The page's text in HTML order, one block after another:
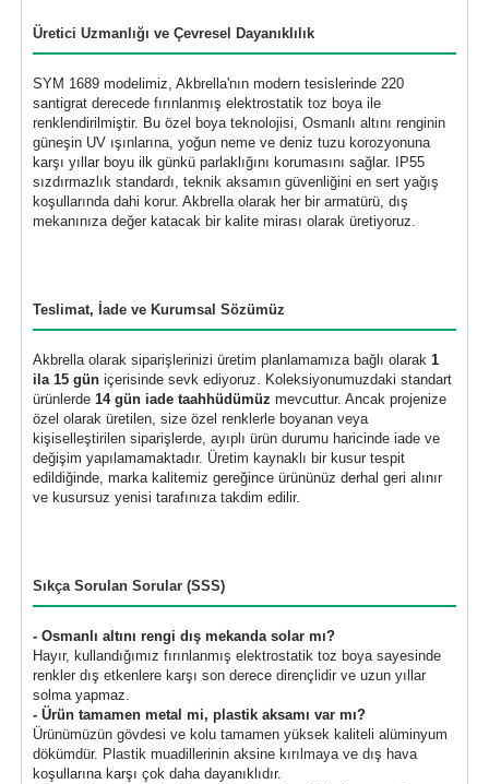
Üretici Uzmanlığı ve Çevresel Dayanıklılık
SYM 1689 modelimiz, Akbrella'nın modern tesislerinde 220
santigrat derecede fırınlanmış elektrostatik toz boya ile
renklendirilmiştir. Bu özel boya teknolojisi, Osmanlı altını renginin
güneşin UV ışınlarına, yoğun neme ve deniz tuzu korozyonuna
karşı yıllar boyu ilk günkü parlaklığını korumasını sağlar. IP55
sızdırmazlık standardı, teknik aksamın güvenliğini en sert yağış
koşullarında dahi korur. Akbrella olarak her bir armatürü, dış
mekanınıza değer katacak bir kalite mirası olarak üretiyoruz.
Teslimat, İade ve Kurumsal Sözümüz
Akbrella olarak siparişlerinizi üretim planlamamıza bağlı olarak 1
ila 15 güniçerisinde sevk ediyoruz. Koleksiyonumuzdaki standart
ürünlerde 14 gün iade taahhüdümüz mevcuttur. Ancak projenize
özel olarak üretilen, size özel renklerle boyanan veya
kişiselleştirilen siparişlerde, ayıplı ürün durumu haricinde iade ve
değişim yapılamamaktadır. Üretim kaynaklı bir kusur tespit
edildiğinde, marka kalitemiz gereğince ürününüz derhal geri alınır
ve kusursuz yenisi tarafınıza takdim edilir.
Sıkça Sorulan Sorular (SSS)
- Osmanlı altını rengi dış mekanda solar mı?
Hayır, kullandığımız fırınlanmış elektrostatik toz boya sayesinde
renkler dış etkenlere karşı son derece dirençlidir ve uzun yıllar
solma yapmaz.
- Ürün tamamen metal mi, plastik aksamı var mı?
Ürünümüzün gövdesi ve kolu tamamen yüksek kaliteli alüminyum
dökümdür. Plastik muadillerinin aksine kırılmaya ve dış hava
koşullarına karşı çok daha dayanıklıdır.